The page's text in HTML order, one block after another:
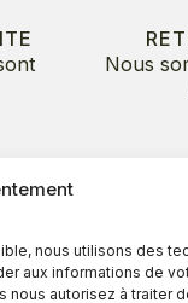
nous utilisons des
aux informations de
nous autorisez à traiter
Nous
À propos
À propos